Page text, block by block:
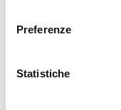
Preferenze
Statistiche